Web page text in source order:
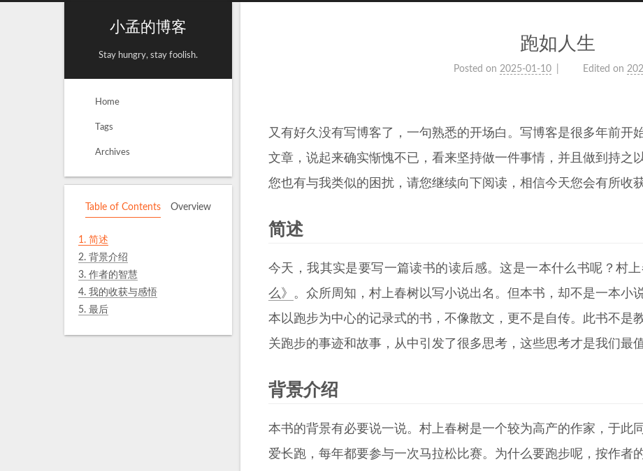
小孟的博客
Stay hungry, stay foolish.
Home
Tags
Archives
Table of Contents Overview
1. 简述
2. 背景介绍
3. 作者的智慧
4. 我的收获与感悟
5. 最后
跑如人生
Posted on 2025-01-10 Edited on
又有好久没有写博客了，一句熟悉的开场白。写博客是很多年前开
文章，说起来确实惭愧不已，看来坚持做一件事情，并且做到持之
您也有与我类似的困扰，请您继续向下阅读，相信今天您会有所收获
简述
今天，我其实是要写一篇读书的读后感。这是一本什么书呢？村
么》 。众所周知，村上春树以写小说出名。但本书，却不是一本小
本以跑步为中心的记录式的书，不像散文，更不是自传。此书不是
关跑步的事迹和故事，从中引发了很多思考，这些思考才是我们最
背景介绍
本书的背景有必要说一说。村上春树是一个较为高产的作家，于此
爱长跑，每年都要参与一次马拉松比赛。为什么要跑步呢，按作者